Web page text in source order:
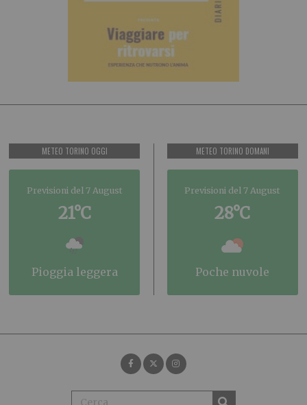
METEO TORINO OGGI
Previsioni del 7 August
21°C
pioggia leggera
METEO TORINO DOMANI
Previsioni del 7 August
28°C
poche nuvole